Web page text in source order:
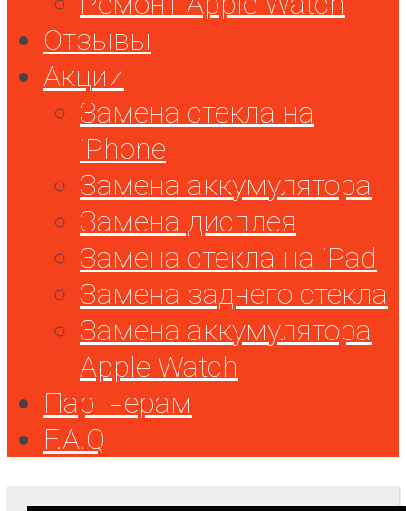
Отзывы
Акции
Замена стекла на
iPhone
Замена аккумулятора
Замена дисплея
Замена стекла на iPad
Замена заднего стекла
Замена аккумулятора
Apple Watch
Партнерам
F.A.Q